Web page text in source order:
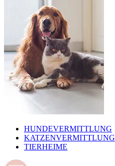
HUNDEVERMITTLUNG
KATZENVERMITTLUNG
TIERHEIME